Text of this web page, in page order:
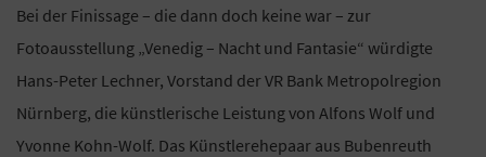
Bei der Finissage – die dann doch keine war – zur
Fotoausstellung „Venedig – Nacht und Fantasie“ würdigte
Hans-Peter Lechner, Vorstand der VR Bank Metropolregion
Nürnberg, die künstlerische Leistung von Alfons Wolf und
Yvonne Kohn-Wolf. Das Künstlerehepaar aus Bubenreuth